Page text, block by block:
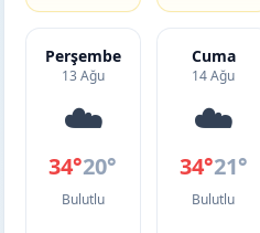
Perşembe
13 Ağu
☁️
34°20°
Bulutlu
Cuma
14 Ağu
☁️
34°21°
Bulutlu